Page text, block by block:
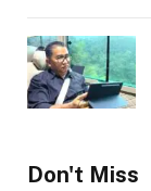
Don't Miss